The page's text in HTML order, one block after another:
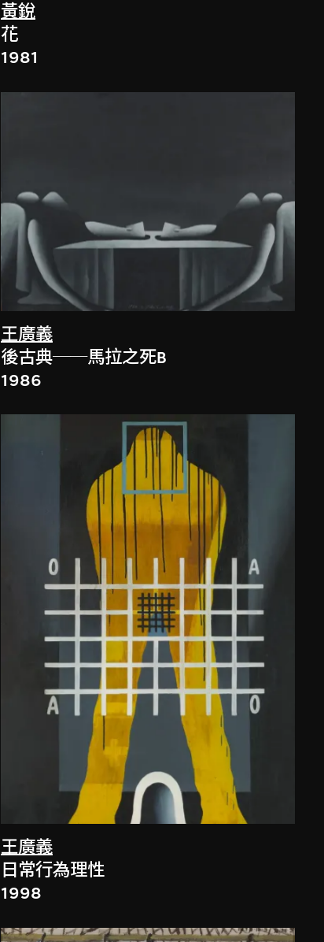
黃銳
花
1981
王廣義
後古典──馬拉之死B
1986
王廣義
日常行為理性
1998